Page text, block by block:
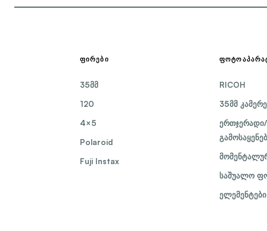
ᲤᲘᲠᲔᲑᲘ
35მმ
120
4×5
Polaroid
Fuji Instax
RICOH
35მმ
საშუალო
ელემენტები